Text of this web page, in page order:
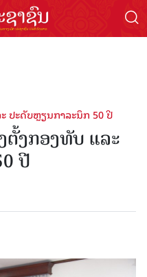
ປະດັບຫຼຽນກາລະນຶກ 50 ປີ
ງກອງທັບ ແລະ
ປີ